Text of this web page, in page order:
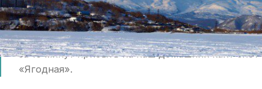
15 м/с и порывы до 18 м/с, плотность которого
позволяла летать высоко и очень далеко. Сразу
после окончания рабочего дня, мы были готовы
за 15 минут прибыть на наш домашний кайт спот
«Ягодная».